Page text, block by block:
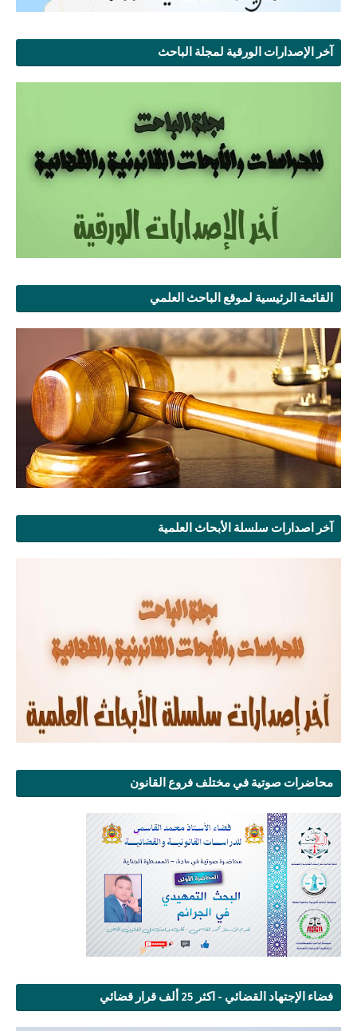
آخر الإصدارات الورقية لمجلة الباحث
القائمة الرئيسية لموقع الباحث العلمي
آخر اصدارات سلسلة الأبحاث العلمية
محاضرات صوتية في مختلف فروع القانون
فضاء الإجتهاد القضائي - اكثر 25 ألف قرار قضائي